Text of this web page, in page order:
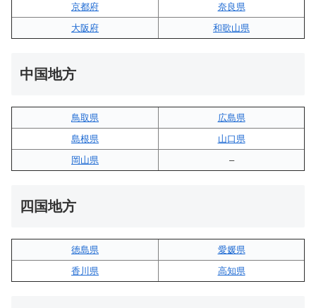
京都府
奈良県
大阪府
和歌山県
中国地方
鳥取県
広島県
島根県
山口県
岡山県
–
四国地方
徳島県
愛媛県
香川県
高知県